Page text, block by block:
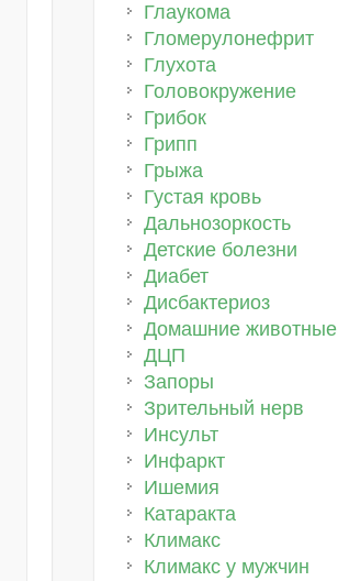
Глаукома
Гломерулонефрит
Глухота
Головокружение
Грибок
Грипп
Грыжа
Густая кровь
Дальнозоркость
Детские болезни
Диабет
Дисбактериоз
Домашние животные
ДЦП
Запоры
Зрительный нерв
Инсульт
Инфаркт
Ишемия
Катаракта
Климакс
Климакс у мужчин